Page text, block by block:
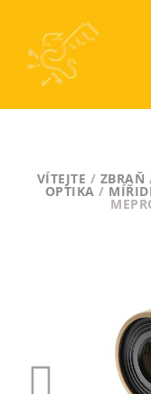
VÍTEJTE / ZBRAŇ
OPTIKA /